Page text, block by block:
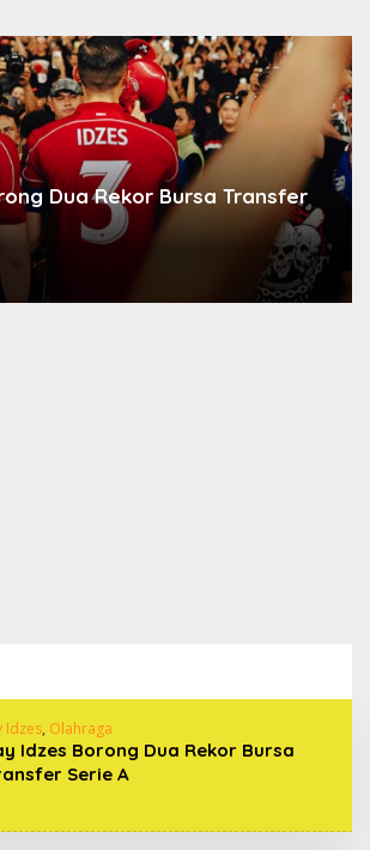
Dua Rekor Bursa Transfer
Idzes, Olahraga
Idzes Borong Dua Rekor Bursa
Serie A